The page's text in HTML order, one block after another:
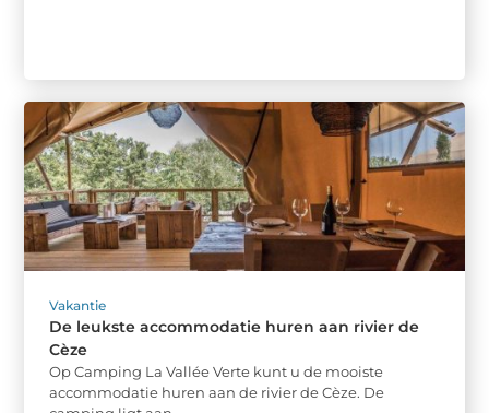
Vakantie
De leukste accommodatie huren aan rivier de
Cèze
Op Camping La Vallée Verte kunt u de mooiste
accommodatie huren aan de rivier de Cèze. De